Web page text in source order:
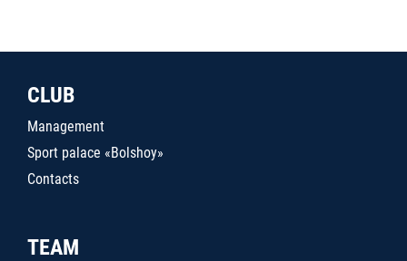
CLUB
Management
Sport palace «Bolshoy»
Contacts
TEAM